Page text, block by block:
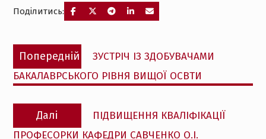
Поділитись:
Навігація
записів
Попередній
Попередній
запис:
ЗУСТРІЧ ІЗ ЗДОБУВАЧАМИ
БАКАЛАВРСЬКОГО РІВНЯ ВИЩОЇ ОСВТИ
Далі
Наступний
запис:
ПІДВИЩЕННЯ КВАЛІФІКАЦІЇ
ПРОФЕСОРКИ КАФЕДРИ САВЧЕНКО О.І.